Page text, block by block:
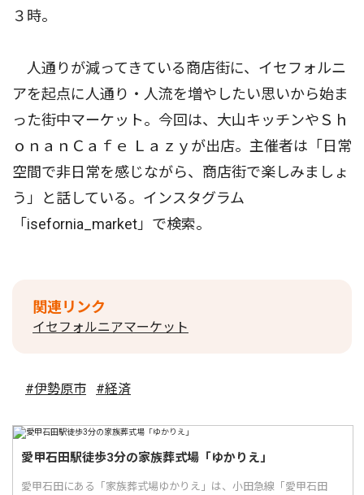
３時。
人通りが減ってきている商店街に、イセフォルニ
アを起点に人通り・人流を増やしたい思いから始ま
った街中マーケット。今回は、大山キッチンやＳｈ
ｏｎａｎＣａｆｅ Ｌａｚｙが出店。主催者は「日常
空間で非日常を感じながら、商店街で楽しみましょ
う」と話している。インスタグラム
「isefornia_market」で検索。
関連リンク
イセフォルニアマーケット
#伊勢原市 #経済
愛甲石田駅徒歩3分の家族葬式場「ゆかりえ」
愛甲石田にある「家族葬式場ゆかりえ」は、小田急線「愛甲石田